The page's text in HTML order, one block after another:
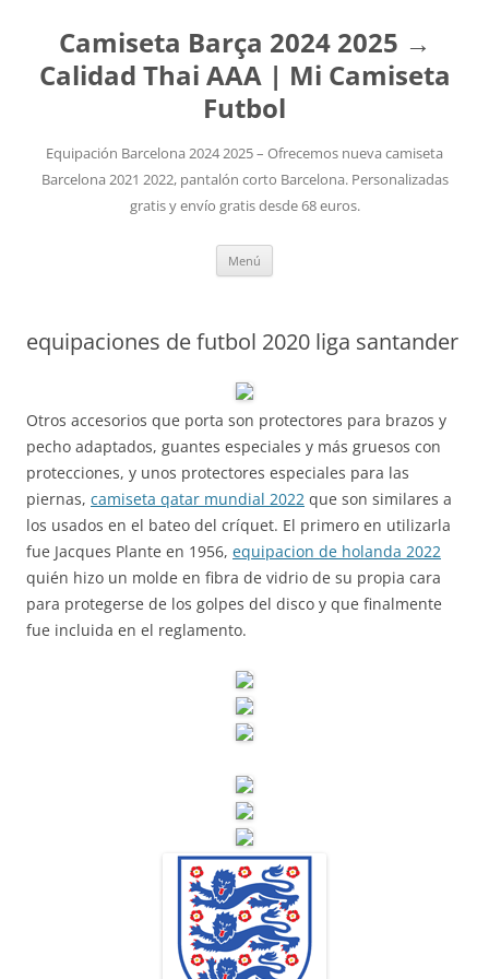
Camiseta Barça 2024 2025 →
Calidad Thai AAA | Mi Camiseta
Futbol
Equipación Barcelona 2024 2025 – Ofrecemos nueva camiseta
Barcelona 2021 2022, pantalón corto Barcelona. Personalizadas
gratis y envío gratis desde 68 euros.
Menú
equipaciones de futbol 2020 liga santander
Otros accesorios que porta son protectores para brazos y
pecho adaptados, guantes especiales y más gruesos con
protecciones, y unos protectores especiales para las
piernas, camiseta qatar mundial 2022 que son similares a
los usados en el bateo del críquet. El primero en utilizarla
fue Jacques Plante en 1956, equipacion de holanda 2022
quién hizo un molde en fibra de vidrio de su propia cara
para protegerse de los golpes del disco y que finalmente
fue incluida en el reglamento.